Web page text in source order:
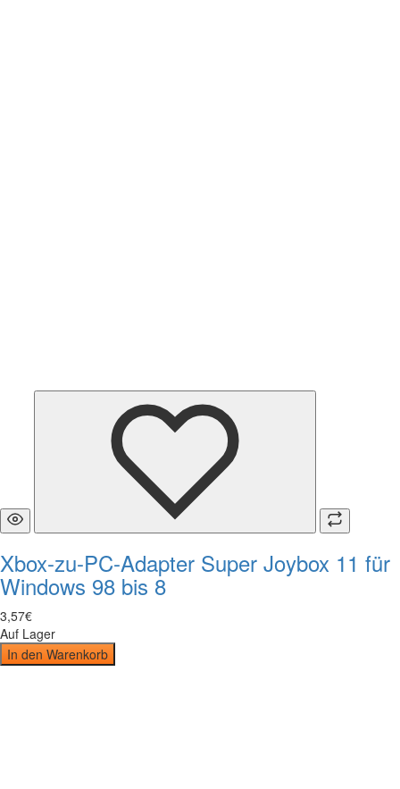
Xbox-zu-PC-Adapter Super Joybox 11 für
Windows 98 bis 8
3,57€
Auf Lager
In den Warenkorb